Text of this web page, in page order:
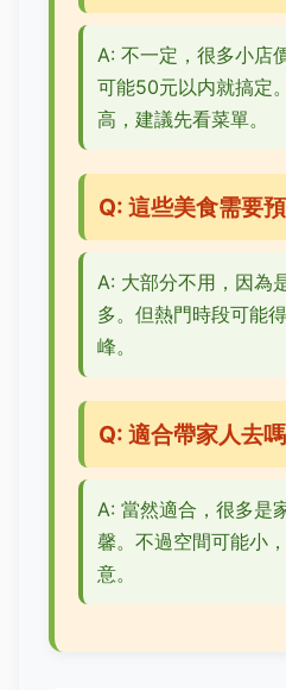
A: 不一定，很多小店
可能50元以内就搞定
高，建議先看菜單。
Q: 這些美食需要
A: 大部分不用，因為
多。但熱門時段可能
峰。
Q: 適合帶家人去
A: 當然適合，很多是
馨。不過空間可能小
意。